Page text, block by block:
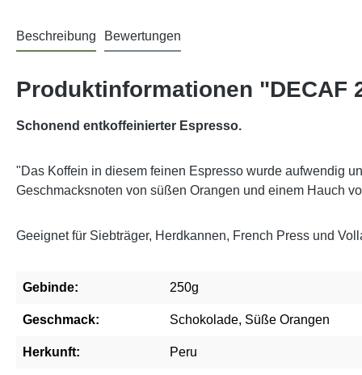
Beschreibung Bewertungen
Produktinformationen "DECAF
Schonend entkoffeinierter Espresso.
"Das Koffein in diesem feinen Espresso wurde aufwendig
Geschmacksnoten von süßen Orangen und einem Hauch
Geeignet für Siebträger, Herdkannen, French Press und
Gebinde: 250g
Geschmack: Schokolade, Süße Orangen
Herkunft: Peru